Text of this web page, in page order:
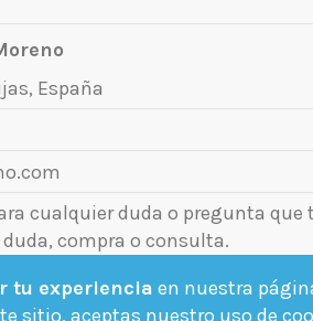
España
cualquier duda o pregunta que
compra o consulta.
tu experiencia en nuestra
sitio, aceptas nuestro uso de